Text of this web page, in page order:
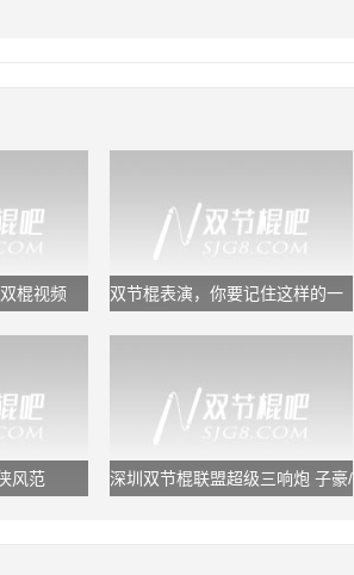
棍视频
双节棍表演，你要记住这样的一
风范
深圳双节棍联盟超级三响炮 子豪/